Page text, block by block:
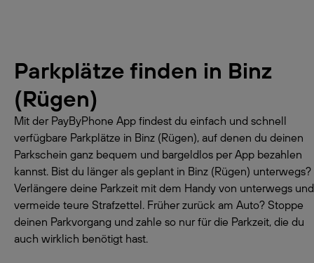
Parkplätze finden in Binz
(Rügen)
Mit der PayByPhone App findest du einfach und schnell
verfügbare Parkplätze in Binz (Rügen), auf denen du deinen
Parkschein ganz bequem und bargeldlos per App bezahlen
kannst. Bist du länger als geplant in Binz (Rügen) unterwegs?
Verlängere deine Parkzeit mit dem Handy von unterwegs und
vermeide teure Strafzettel. Früher zurück am Auto? Stoppe
deinen Parkvorgang und zahle so nur für die Parkzeit, die du
auch wirklich benötigt hast.